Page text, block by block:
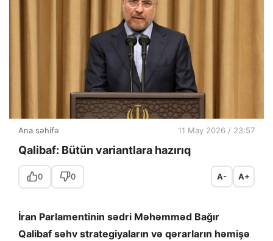
Ana səhifə 11 May 2026 / 23:57
Qalibaf: Bütün variantlara hazırıq
0 0 A- A+
İran Parlamentinin sədri Məhəmməd Bağır
Qalibaf səhv strategiyaların və qərarların həmişə